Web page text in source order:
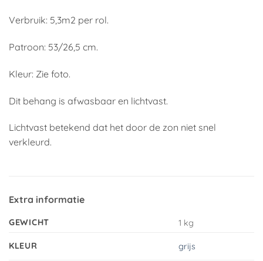
Verbruik: 5,3m2 per rol.
Patroon: 53/26,5 cm.
Kleur: Zie foto.
Dit behang is afwasbaar en lichtvast.
Lichtvast betekend dat het door de zon niet snel
verkleurd.
Extra informatie
GEWICHT 1 kg
KLEUR grijs